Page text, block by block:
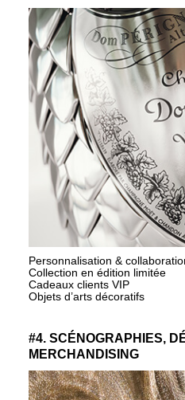
Personnalisation &
Collection en édition limitée
Cadeaux clients VIP
Objets d’arts décoratifs
#4. SCÉNOGRAPHIES,
MERCHANDISING